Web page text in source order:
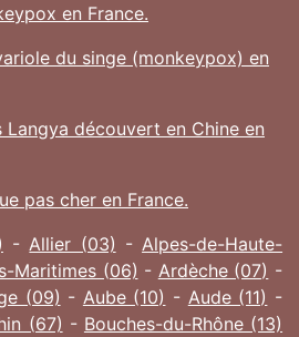
en France.
du singe (monkeypox) en
découvert en Chine en
pas cher en France.
-Allier (03) -Alpes-de-Haute-
Maritimes (06) - Ardèche (07) -
(09) - Aube (10) - Aude (11) -
(67) - Bouches-du-Rhône (13)